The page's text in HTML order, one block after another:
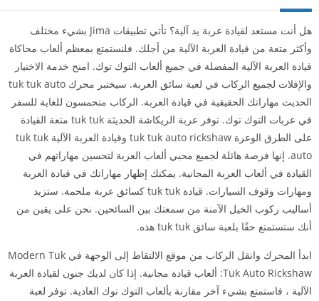
هل أنت مستعد لقيادة عربة يد آلية؟ تأتي تطبيقات Jima بشيء مختلف
وأكثر متعة من قيادة العربة الآلية من أجلك. فلنستمتع بمعظم ألعاب محاكاة
قيادة العربة الآلية المفضلة في جميع ألعاب التوك توك. امنح خدمة الاختيار
والإفلات لجميع الركاب في لعبة سائق العربة. سيختبر محرك tuk tuk auto
الحديث مهاراتك الحقيقية في قيادة العربة. الركاب متحمسون للغاية للسفر
في عربات التوك توك. توفر عربة الريكاشة الحديثة tuk tuk متعة القيادة
على الطرق الوعرة tuk tuk auto rickshaw وقيادة العربة الآلية tuk tuk
auto. إنها فرصة هائلة لجميع محبي ألعاب العربة لتحسين مهاراتهم في
القيادة في ألعاب العربة المجانية. يمكنك إظهار مهاراتك في قيادة العربة
ومهارات وقوف السيارات. قيادة tuk tuk كسائق عربة ملحمة. ستزيد
أساليب ركوب الخيل الآمنة من سمعتك بين السائحين. نحن على يقين من
أنك ستستمتع حقًا بلعبة سائق tuk tuk هذه.
ابدأ المحرك وانقل الركاب من موقع الالتقاط إلى الوجهة في Modern Tuk
Tuk Auto Rickshaw: ألعاب قيادة مجانية. إذا كان لديك جنون لقيادة العربة
الآلية ، فاستمتع بشيء آخر مقارنة بألعاب التوك توك العادية. توفر لعبة